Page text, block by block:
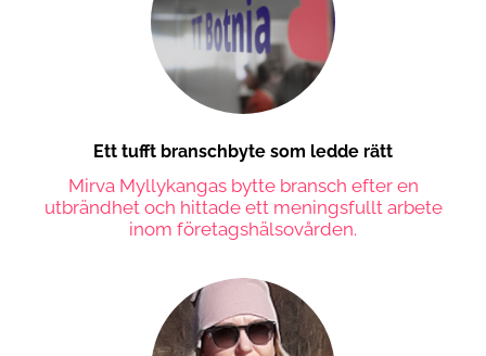
Ett tufft branschbyte som ledde rätt
Mirva Myllykangas bytte bransch efter en
utbrändhet och hittade ett meningsfullt arbete
inom företagshälsovården.